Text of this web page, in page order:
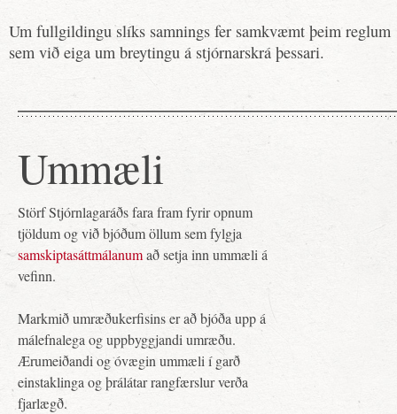
Um fullgildingu slíks samnings fer samkvæmt þeim reglum
sem við eiga um breytingu á stjórnarskrá þessari.
Ummæli
Störf Stjórnlagaráðs fara fram fyrir opnum
tjöldum og við bjóðum öllum sem fylgja
samskiptasáttmálanumað setja inn ummæli á
vefinn.
Markmið umræðukerfisins er að bjóða upp á
málefnalega og uppbyggjandi umræðu.
Ærumeiðandi og óvægin ummæli í garð
einstaklinga og þrálátar rangfærslur verða
fjarlægð.